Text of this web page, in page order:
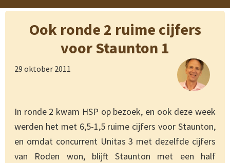
Ook ronde 2 ruime cijfers
voor Staunton 1
29 oktober 2011
In ronde 2 kwam HSP op bezoek, en ook deze week
werden het met 6,5-1,5 ruime cijfers voor Staunton,
en omdat concurrent Unitas 3 met dezelfde cijfers
van Roden won, blijft Staunton met een half